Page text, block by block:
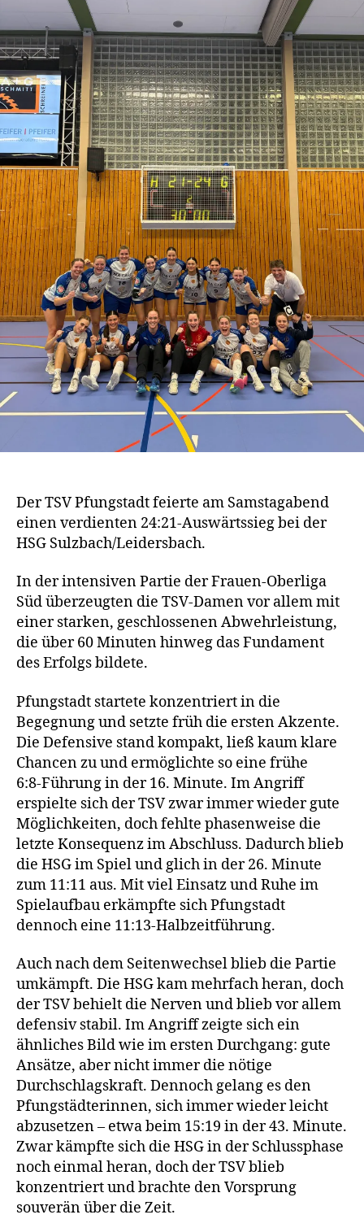
Der TSV Pfungstadt feierte am Samstagabend
einen verdienten 24:21‑Auswärtssieg bei der
HSG Sulzbach/Leidersbach.
In der intensiven Partie der Frauen‑Oberliga
Süd überzeugten die TSV‑Damen vor allem mit
einer starken, geschlossenen Abwehrleistung,
die über 60 Minuten hinweg das Fundament
des Erfolgs bildete.
Pfungstadt startete konzentriert in die
Begegnung und setzte früh die ersten Akzente.
Die Defensive stand kompakt, ließ kaum klare
Chancen zu und ermöglichte so eine frühe
6:8‑Führung in der 16. Minute. Im Angriff
erspielte sich der TSV zwar immer wieder gute
Möglichkeiten, doch fehlte phasenweise die
letzte Konsequenz im Abschluss. Dadurch blieb
die HSG im Spiel und glich in der 26. Minute
zum 11:11 aus. Mit viel Einsatz und Ruhe im
Spielaufbau erkämpfte sich Pfungstadt
dennoch eine 11:13‑Halbzeitführung.
Auch nach dem Seitenwechsel blieb die Partie
umkämpft. Die HSG kam mehrfach heran, doch
der TSV behielt die Nerven und blieb vor allem
defensiv stabil. Im Angriff zeigte sich ein
ähnliches Bild wie im ersten Durchgang: gute
Ansätze, aber nicht immer die nötige
Durchschlagskraft. Dennoch gelang es den
Pfungstädterinnen, sich immer wieder leicht
abzusetzen – etwa beim 15:19 in der 43. Minute.
Zwar kämpfte sich die HSG in der Schlussphase
noch einmal heran, doch der TSV blieb
konzentriert und brachte den Vorsprung
souverän über die Zeit.